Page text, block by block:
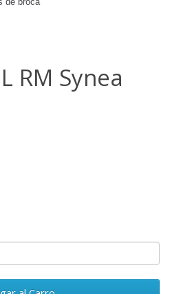
RM Synea